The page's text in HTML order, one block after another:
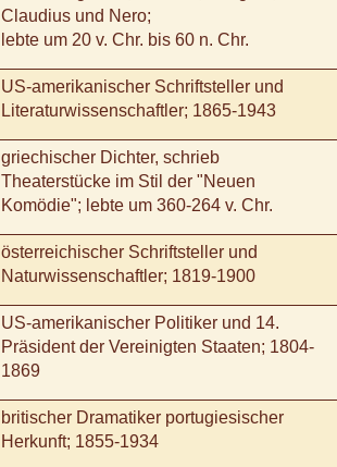
Claudius und Nero;
lebte um 20 v. Chr. bis 60 n. Chr.
US-amerikanischer Schriftsteller und
Literaturwissenschaftler; 1865-1943
griechischer Dichter, schrieb
Theaterstücke im Stil der "Neuen
Komödie"; lebte um 360-264 v. Chr.
österreichischer Schriftsteller und
Naturwissenschaftler; 1819-1900
US-amerikanischer Politiker und 14.
Präsident der Vereinigten Staaten; 1804-
1869
britischer Dramatiker portugiesischer
Herkunft; 1855-1934